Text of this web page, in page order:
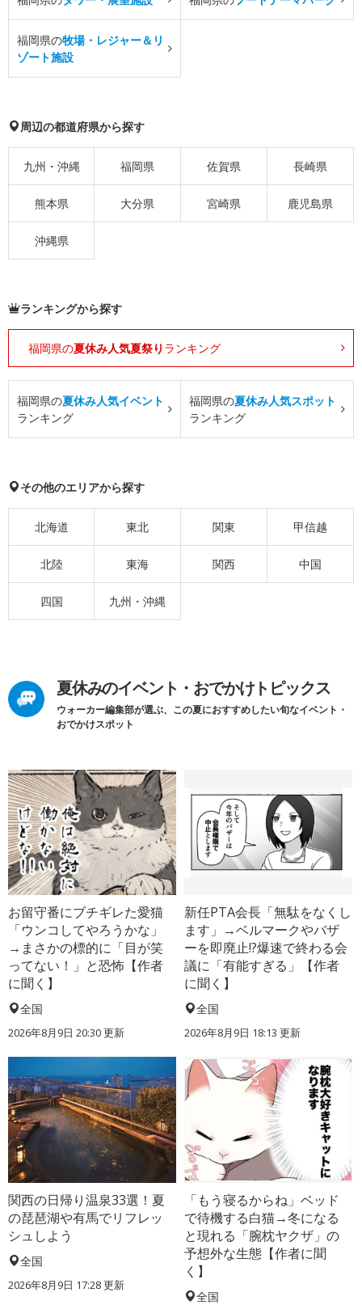
福岡県の牧場・レジャー＆リ
ゾート施設
周辺の都道府県から探す
九州・沖縄 福岡県 佐賀県 長崎県
熊本県 大分県 宮崎県 鹿児島県
沖縄県
ランキングから探す
福岡県の夏休み人気夏祭り ランキング
福岡県の夏休み人気イベント
ランキング
福岡県の夏休み人気スポット
ランキング
その他のエリアから探す
北海道 東北 関東 甲信越
北陸 東海 関西 中国
四国 九州・沖縄
夏休みのイベント・おでかけトピックス
ウォーカー編集部が選ぶ、この夏におすすめしたい旬なイベント・
おでかけスポット
お留守番にブチギレた愛猫
「ウンコしてやろうかな」
→まさかの標的に「目が笑
ってない！」と恐怖【作者
に聞く】
全国
2026年8月9日 20:30更新
新任PTA会長「無駄をなくし
ます」→ベルマークやバザ
ーを即廃止!?爆速で終わる会
議に「有能すぎる」【作者
に聞く】
全国
2026年8月9日 18:13 更新
関西の日帰り温泉33選！夏
の琵琶湖や有馬でリフレッ
シュしよう
全国
2026年8月9日 17:28更新
「もう寝るからね」ベッド
で待機する白猫→冬になる
と現れる「腕枕ヤクザ」の
予想外な生態【作者に聞
く】
全国